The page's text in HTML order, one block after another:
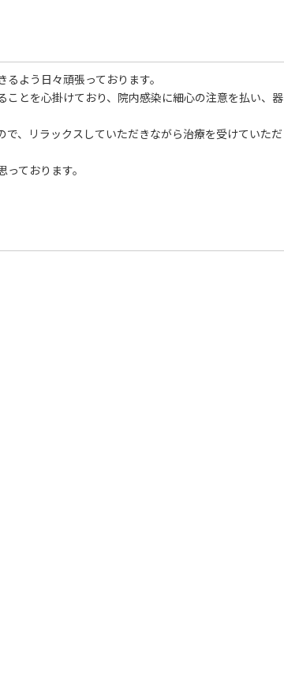
よう日々頑張っております。
とを心掛けており、院内感染に細心の注意を払い、器
、リラックスしていただきながら治療を受けていただ
ております。